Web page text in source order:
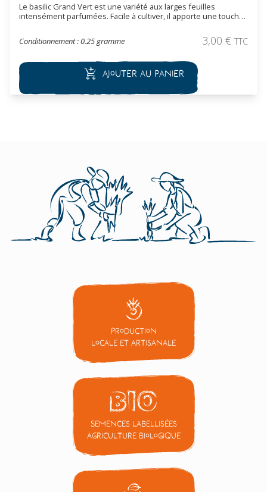
Le basilic Grand Vert est une variété aux larges feuilles
intensément parfumées. Facile à cultiver, il apporte une touche
Conditionnement : 0.25 gramme 3,00 € TTC
Ajouter au panier
Production
locale et artisanale
Semences labellisées
Agriculture Biologique